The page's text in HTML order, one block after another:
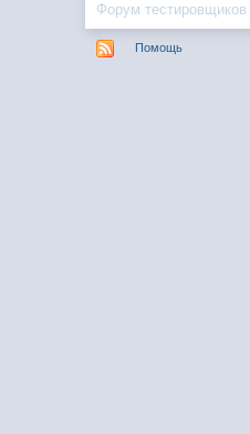
Форум тестировщиков
Помощь